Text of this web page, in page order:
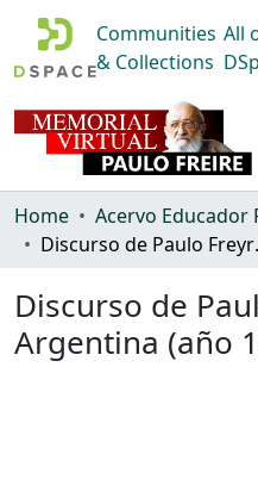
Communities
& Collections
All
Home
Discurso de
Argentina (año